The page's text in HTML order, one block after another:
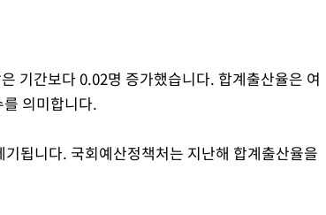
기간보다 0.02명 증가했습니다. 합계출산율은 여
의미합니다.
됩니다. 국회예산정책처는 지난해 합계출산율을